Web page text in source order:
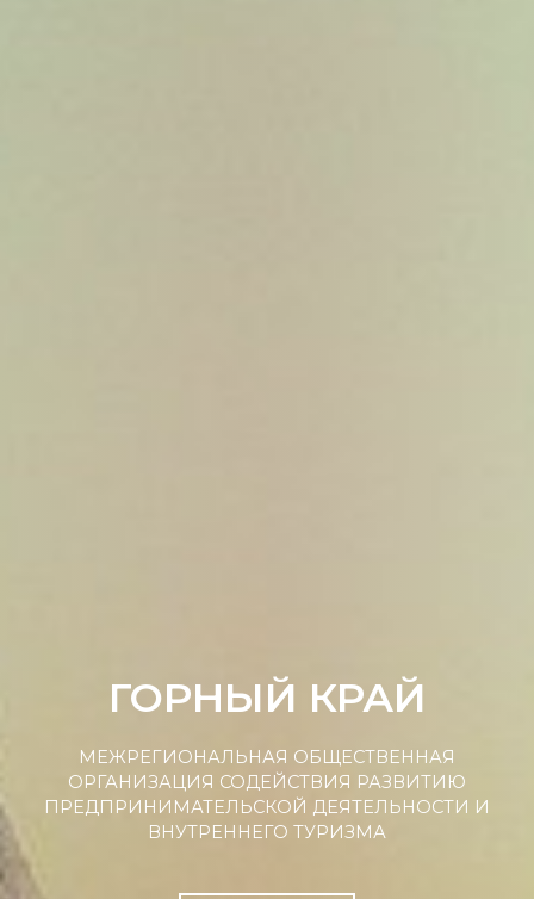
ГОРНЫЙ КРАЙ
МЕЖРЕГИОНАЛЬНАЯ ОБЩЕСТВЕННАЯ
ОРГАНИЗАЦИЯ СОДЕЙСТВИЯ РАЗВИТИЮ
ПРЕДПРИНИМАТЕЛЬСКОЙ ДЕЯТЕЛЬНОСТИ И
ВНУТРЕННЕГО ТУРИЗМА